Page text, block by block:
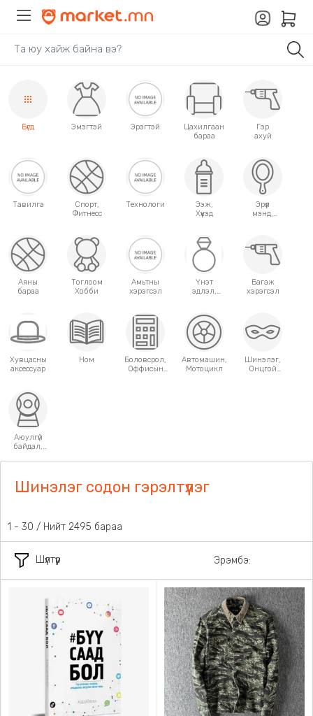
Бүгд Эмэгтэй Эрэгтэй
Цахилгаан
бараа
Гэр
ахуй
Тавилга
Спорт,
Фитнесс
Технологи
Ээж,
Хүүхэд
Эрүүл
мэнд,
Аяны
бараа
Тоглоом
Хобби
Амьтны
хэрэгсэл
Үнэт
эдлэл,
Багаж
хэрэгсэл
Хувцасны
аксессуар
Ном
Боловсрол,
Оффисын
Автомашин,
Мотоцикл
Шинэлэг,
Онцгой
Аюулгүй
байдал,
Шинэлэг содон гэрэлтүүлэг
Шүүлтүүр
1 - 30 / Нийт 2495 бараа
Эрэмбэ: